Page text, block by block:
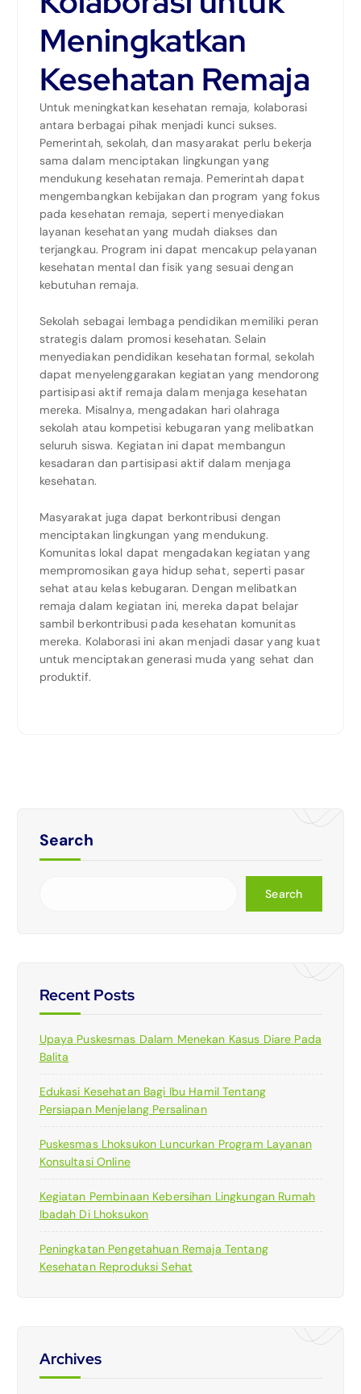
Meningkatkan
Kesehatan Remaja
Untuk meningkatkan kesehatan remaja, kolaborasi
antara berbagai pihak menjadi kunci sukses.
Pemerintah, sekolah, dan masyarakat perlu bekerja
sama dalam menciptakan lingkungan yang
mendukung kesehatan remaja. Pemerintah dapat
mengembangkan kebijakan dan program yang fokus
pada kesehatan remaja, seperti menyediakan
layanan kesehatan yang mudah diakses dan
terjangkau. Program ini dapat mencakup pelayanan
kesehatan mental dan fisik yang sesuai dengan
kebutuhan remaja.
Sekolah sebagai lembaga pendidikan memiliki peran
strategis dalam promosi kesehatan. Selain
menyediakan pendidikan kesehatan formal, sekolah
dapat menyelenggarakan kegiatan yang mendorong
partisipasi aktif remaja dalam menjaga kesehatan
mereka. Misalnya, mengadakan hari olahraga
sekolah atau kompetisi kebugaran yang melibatkan
seluruh siswa. Kegiatan ini dapat membangun
kesadaran dan partisipasi aktif dalam menjaga
kesehatan.
Masyarakat juga dapat berkontribusi dengan
menciptakan lingkungan yang mendukung.
Komunitas lokal dapat mengadakan kegiatan yang
mempromosikan gaya hidup sehat, seperti pasar
sehat atau kelas kebugaran. Dengan melibatkan
remaja dalam kegiatan ini, mereka dapat belajar
sambil berkontribusi pada kesehatan komunitas
mereka. Kolaborasi ini akan menjadi dasar yang kuat
untuk menciptakan generasi muda yang sehat dan
produktif.
Search
Search
Recent Posts
Upaya Puskesmas Dalam Menekan Kasus Diare Pada
Balita
Edukasi Kesehatan Bagi Ibu Hamil Tentang
Persiapan Menjelang Persalinan
Puskesmas Lhoksukon Luncurkan Program Layanan
Konsultasi Online
Kegiatan Pembinaan Kebersihan Lingkungan Rumah
Ibadah Di Lhoksukon
Peningkatan Pengetahuan Remaja Tentang
Kesehatan Reproduksi Sehat
Archives